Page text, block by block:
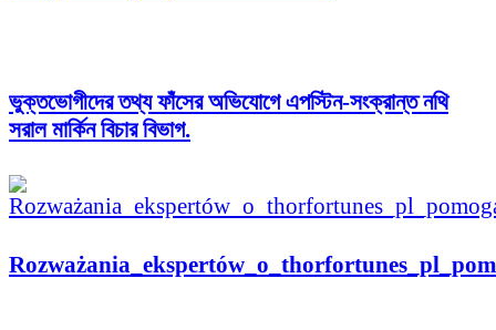
ভুক্তভোগীদের তথ্য ফাঁসের অভিযোগে এপস্টিন-সংক্রান্ত নথি
সরাল মার্কিন বিচার বিভাগ.